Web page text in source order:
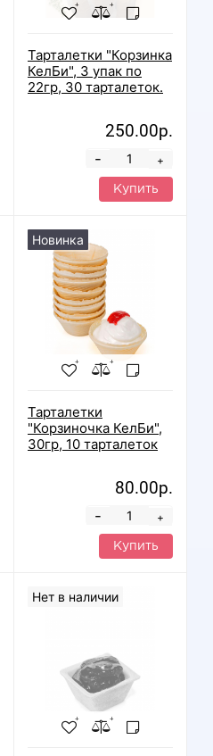
Тарталетки "Корзинка
КелБи", 3 упак по
22гр, 30 тарталеток.
250.00р.
+
-
Купить
Новинка
Тарталетки
"Корзиночка КелБи",
30гр, 10 тарталеток
80.00р.
+
-
Купить
Нет в наличии